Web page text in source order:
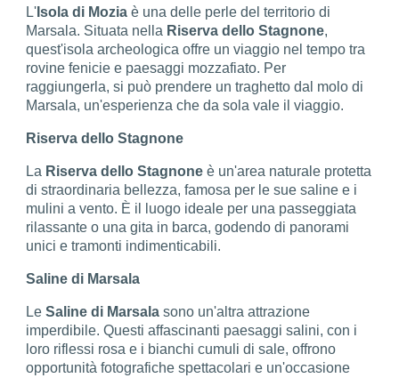
L' Isola di Mozia è una delle perle del territorio di
Marsala. Situata nella Riserva dello Stagnone,
quest'isola archeologica offre un viaggio nel tempo tra
rovine fenicie e paesaggi mozzafiato. Per
raggiungerla, si può prendere un traghetto dal molo di
Marsala, un'esperienza che da sola vale il viaggio.
Riserva dello Stagnone
La Riserva dello Stagnone è un'area naturale protetta
di straordinaria bellezza, famosa per le sue saline e i
mulini a vento. È il luogo ideale per una passeggiata
rilassante o una gita in barca, godendo di panorami
unici e tramonti indimenticabili.
Saline di Marsala
LeSaline di Marsala sono un'altra attrazione
imperdibile. Questi affascinanti paesaggi salini, con i
loro riflessi rosa e i bianchi cumuli di sale, offrono
opportunità fotografiche spettacolari e un'occasione